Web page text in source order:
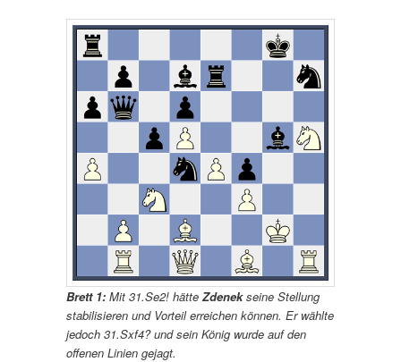
Brett 1: Mit 31.Se2! hätteZdenekseine Stellung
stabilisieren und Vorteil erreichen können. Er wählte
jedoch 31.Sxf4? und sein König wurde auf den
offenen Linien gejagt.